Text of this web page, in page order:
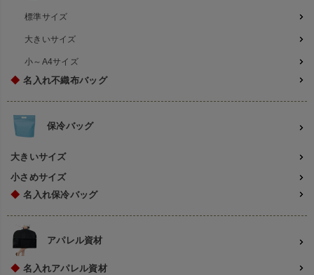
標準サイズ
大きいサイズ
小～A4サイズ
◆ 名入れ不織布バッグ
保冷バッグ
大きいサイズ
小さめサイズ
◆ 名入れ保冷バッグ
アパレル資材
◆ 名入れアパレル資材